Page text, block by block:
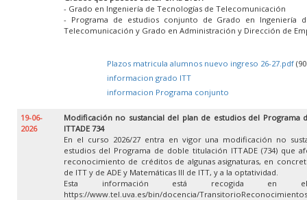
- Grado en Ingeniería de Tecnologías de Telecomunicación
- Programa de estudios conjunto de Grado en Ingeniería
Telecomunicación y Grado en Administración y Dirección de
Plazos matricula alumnos nuevo ingreso 26-27.pdf
informacion grado ITT
informacion Programa conjunto
19-06-
2026
Modificación no sustancial del plan de estudios del Programa
ITTADE 734
En el curso 2026/27 entra en vigor una modificación no
estudios del Programa de doble titulación ITTADE (734) que
reconocimiento de créditos de algunas asignaturas, en
de ITT y de ADE y Matemáticas III de ITT, y a la optatividad.
Esta información está recogida en el
https://www.tel.uva.es/bin/docencia/